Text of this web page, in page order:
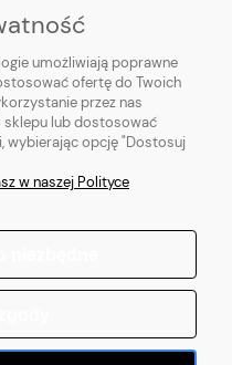
|Topy do biegania|Bluzy do
do biegania|Kamizelki do
Shoper.pl
umożliwiają poprawne
ofertę do Twoich
przez nas
lub dostosować
wybierając opcję "Dostosuj
w naszej Polityce